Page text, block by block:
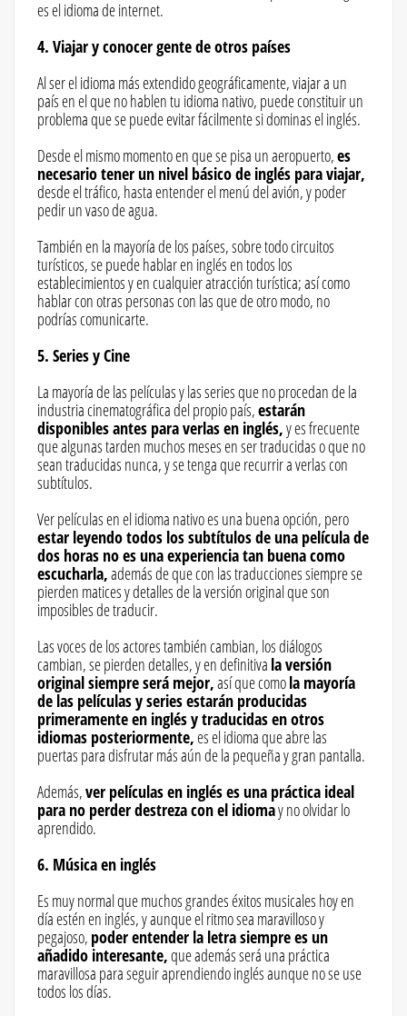
es el idioma de internet.
4. Viajar y conocer gente de otros países
Al ser el idioma más extendido geográficamente, viajar a un
país en el que no hablen tu idioma nativo, puede constituir un
problema que se puede evitar fácilmente si dominas el inglés.
Desde el mismo momento en que se pisa un aeropuerto,es
necesario tener un nivel básico de inglés para viajar,
desde el tráfico, hasta entender el menú del avión, y poder
pedir un vaso de agua.
También en la mayoría de los países, sobre todo circuitos
turísticos, se puede hablar en inglés en todos los
establecimientos y en cualquier atracción turística; así como
hablar con otras personas con las que de otro modo, no
podrías comunicarte.
5. Series y Cine
La mayoría de las películas y las series que no procedan de la
industria cinematográfica del propio país,estarán
disponibles antes para verlas en inglés,y es frecuente
que algunas tarden muchos meses en ser traducidas o que no
sean traducidas nunca, y se tenga que recurrir a verlas con
subtítulos.
Ver películas en el idioma nativo es una buena opción, pero
estar leyendo todos los subtítulos de una película de
dos horas no es una experiencia tan buena como
escucharla,además de que con las traducciones siempre se
pierden matices y detalles de la versión original que son
imposibles de traducir.
Las voces de los actores también cambian, los diálogos
cambian, se pierden detalles, y en definitiva la versión
original siempre será mejor,así que comola mayoría
de las películas y series estarán producidas
primeramente en inglés y traducidas en otros
idiomas posteriormente,es el idioma que abre las
puertas para disfrutar más aún de la pequeña y gran pantalla.
Además,ver películas en inglés es una práctica ideal
para no perder destreza con el idiomay no olvidar lo
aprendido.
6. Música en inglés
Es muy normal que muchos grandes éxitos musicales hoy en
día estén en inglés, y aunque el ritmo sea maravilloso y
pegajoso, poder entender la letra siempre es un
añadido interesante,que además será una práctica
maravillosa para seguir aprendiendo inglés aunque no se use
todos los días.